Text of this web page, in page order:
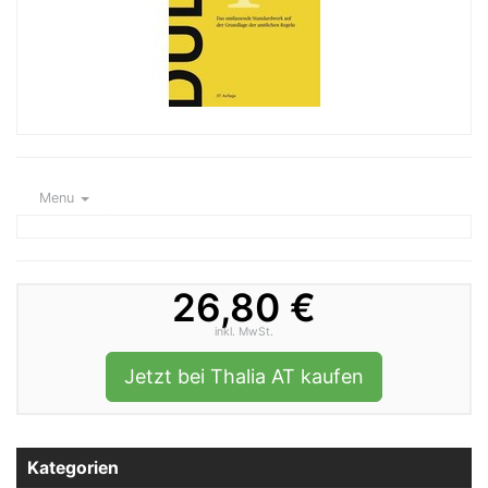
Menu
26,80 €
inkl. MwSt.
Jetzt bei Thalia AT kaufen
Kategorien